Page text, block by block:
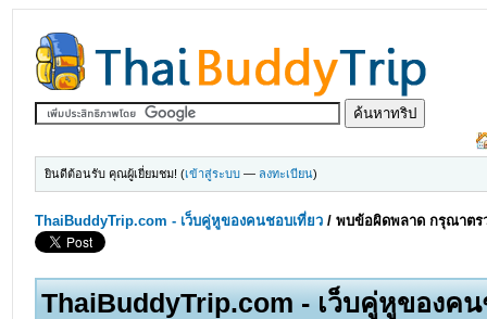
ยินดีต้อนรับ คุณผู้เยี่ยมชม! (เข้าสู่ระบบ — ลงทะเบียน)
ThaiBuddyTrip.com - เว็บคู่หูของคนชอบเที่ยว /พบข้อผิดพลาด กรุณาตร
ThaiBuddyTrip.com - เว็บคู่หูของค